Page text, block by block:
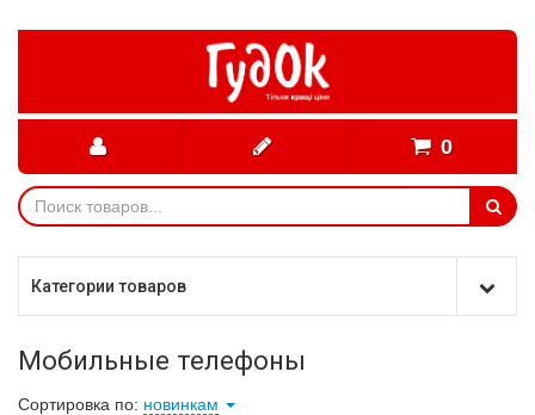
0
Категории товаров
Мобильные телефоны
Сортировка по: новинкам